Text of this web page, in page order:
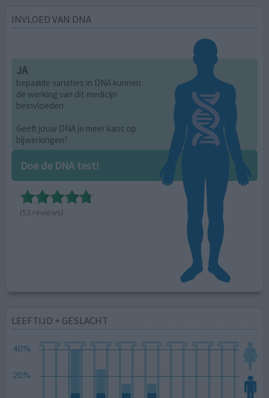
INVLOED VAN DNA
JA
bepaalde variaties in DNA kunnen
de werking van dit medicijn
beïnvloeden.
Geeft jouw DNA je meer kans op
bijwerkingen?
Doe de DNA test!
(52 reviews)
LEEFTIJD + GESLACHT